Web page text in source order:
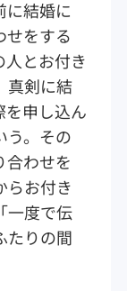
に結婚に
せをする
人とお付き
真剣に結
を申し込ん
う。その
合わせを
らお付き
一度で伝
たりの間